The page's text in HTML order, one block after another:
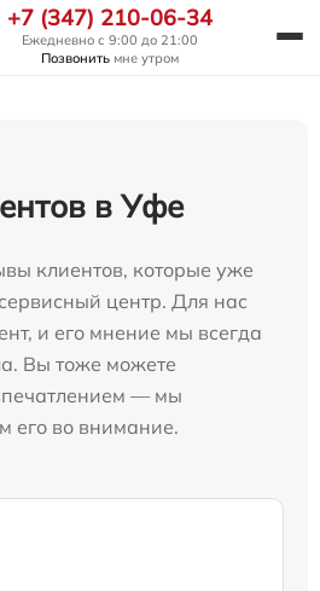
+7 (347) 210-06-34
Ежедневно с 9:00 до 21:00
Позвонить мне утром
в Уфе
клиентов, которые уже
центр. Для нас
и его мнение мы всегда
Вы тоже можете
— мы
его во внимание.